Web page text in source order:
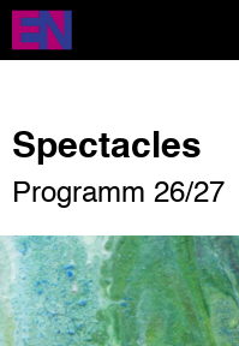
Direkt
zum
Inhalt
Spectacles
Programm 26/27